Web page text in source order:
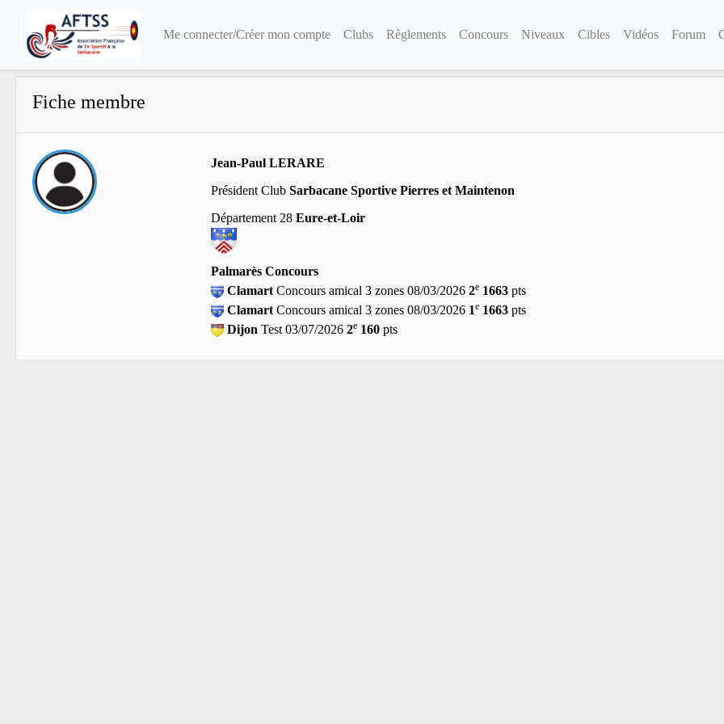
Me connecter/Créer mon compte Clubs Règlements Concours Niveaux Cibles Vidéos Forum
Fiche membre
Jean-Paul LERARE
Président Club Sarbacane Sportive Pierres et Maintenon
Département 28 Eure-et-Loir
Palmarès Concours
ClamartConcours amical 3 zones 08/03/2026 2e 1663pts
ClamartConcours amical 3 zones 08/03/2026 1e 1663pts
Dijon Test 03/07/2026 2e 160pts